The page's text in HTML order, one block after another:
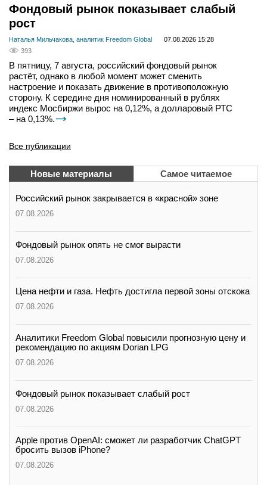
Фондовый рынок показывает слабый
рост
Наталья Мильчакова, аналитик Freedom Global
07.08.2026 15:28
393
В пятницу, 7 августа, российский фондовый рынок
растёт, однако в любой момент может сменить
настроение и показать движение в противоположную
сторону. К середине дня номинированный в рублях
индекс Мосбиржи вырос на 0,12%, а долларовый РТС
– на 0,13%.
Все публикации
Новые материалы Самое читаемое
Российский рынок закрывается в «красной» зоне
07.08.2026
Фондовый рынок опять не смог вырасти
07.08.2026
Цена нефти и газа. Нефть достигла первой зоны отскока
07.08.2026
Аналитики Freedom Global повысили прогнозную цену и
рекомендацию по акциям Dorian LPG
07.08.2026
Фондовый рынок показывает слабый рост
07.08.2026
Apple против OpenAI: сможет ли разработчик ChatGPT
бросить вызов iPhone?
07.08.2026